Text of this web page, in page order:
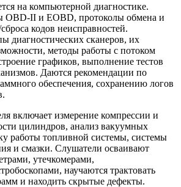
на компьютерной диагностике.
OBD‑II и EOBD, протоколы обмена и
кодов неисправностей.
диагностических сканеров, их
методы работы с потоком
графиков, выполнение тестов
Даются рекомендации по
обеспечения, сохранению логов
включает измерение компрессии и
цилиндров, анализ вакуумных
работы топливной системы, системы
и смазки. Слушатели осваивают
утечкомерами,
научаются трактовать
и находить скрытые дефекты.